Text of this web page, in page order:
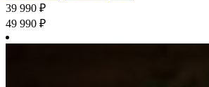
39 990 ₽
49 990 ₽